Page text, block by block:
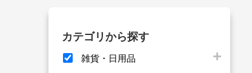
カテゴリから探す
雑貨・日用品